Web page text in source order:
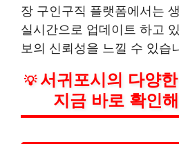
장 구인구직 플랫폼에서는
실시간으로 업데이트 하고
보의 신뢰성을 느낄 수 있습
💡 서귀포시의 다양
지금 바로 확인